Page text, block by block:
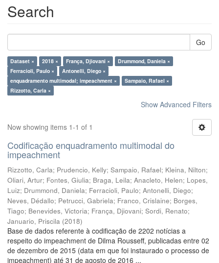
Search
Go
Dataset × 2018 × França, Djiovani ×
Drummond, Daniela ×
Ferracioli, Paulo ×
Antonelli, Diego ×
enquadramento multimodal; impeachment ×
Sampaio, Rafael ×
Rizzotto, Carla ×
Show Advanced Filters
Now showing items 1-1 of 1
Codificação enquadramento multimodal do
impeachment
Rizzotto, Carla; Prudencio, Kelly; Sampaio, Rafael; Kleina, Nilton;
Oliari, Artur; Fontes, Giulia; Braga, Leila; Anacleto, Helen; Lopes,
Luiz; Drummond, Daniela; Ferracioli, Paulo; Antonelli, Diego;
Neves, Dédallo; Petrucci, Gabriela; Franco, Crislaine; Borges,
Tiago; Benevides, Victoria; França, Djiovani; Sordi, Renato;
Januario, Priscila (2018)
Base de dados referente à codificação de 2202 notícias a
respeito do impeachment de Dilma Rousseff, publicadas entre 02
de dezembro de 2015 (data em que foi instaurado o processo de
impeachment) até 31 de agosto de 2016 ...